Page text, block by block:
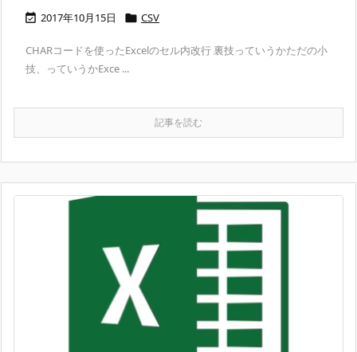
 2017年10月15日  CSV
CHARコードを使ったExcelのセル内改行 裏技っていうかただの小
技、っていうかExce ...
記事を読む